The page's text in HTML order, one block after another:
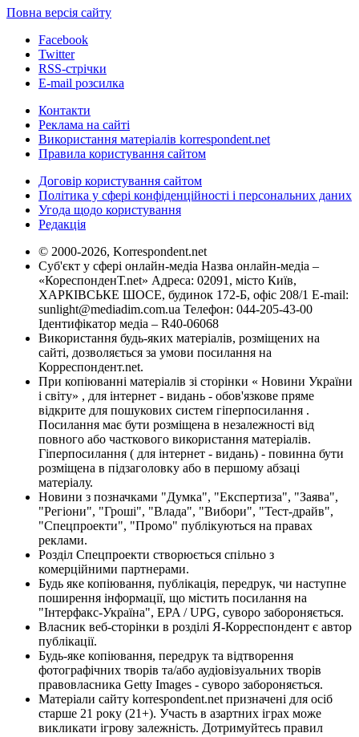
Повна версія сайту
Facebook
Twitter
RSS-стрічки
E-mail розсилка
Контакти
Реклама на сайті
Використання матеріалів korrespondent.net
Правила користування сайтом
Договір користування сайтом
Політика у сфері конфіденційності і персональних даних
Угода щодо користування
Редакція
© 2000-2026, Korrespondent.net
Суб'єкт у сфері онлайн-медіа Назва онлайн-медіа –
«КореспонденТ.net» Адреса: 02091, місто Київ,
ХАРКІВСЬКЕ ШОСЕ, будинок 172-Б, офіс 208/1 E-mail:
sunlight@mediadim.com.ua Телефон: 044-205-43-00
Ідентифікатор медіа – R40-06068
Використання будь-яких матеріалів, розміщених на
сайті, дозволяється за умови посилання на
Корреспондент.net.
При копіюванні матеріалів зі сторінки « Новини України
і світу» , для інтернет - видань - обов'язкове пряме
відкрите для пошукових систем гіперпосилання .
Посилання має бути розміщена в незалежності від
повного або часткового використання матеріалів.
Гіперпосилання ( для інтернет - видань) - повинна бути
розміщена в підзаголовку або в першому абзаці
матеріалу.
Новини з позначками "Думка", "Експертиза", "Заява",
"Регіони", "Гроші", "Влада", "Вибори", "Тест-драйв",
"Спецпроекти", "Промо" публікуються на правах
реклами.
Розділ Спецпроекти створюється спільно з
комерційними партнерами.
Будь яке копіювання, публікація, передрук, чи наступне
поширення інформації, що містить посилання на
"Інтерфакс-Україна", EPA / UPG, суворо забороняється.
Власник веб-сторінки в розділі Я-Корреспондент є автор
публікації.
Будь-яке копіювання, передрук та відтворення
фотографічних творів та/або аудіовізуальних творів
правовласника Getty Images - суворо забороняється.
Матеріали сайту korrespondent.net призначені для осіб
старше 21 року (21+). Участь в азартних іграх може
викликати ігрову залежність. Дотримуйтесь правил